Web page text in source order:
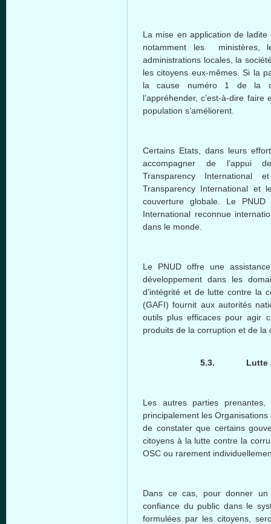
La mise en application de
notamment les ministères,
administrations locales, la
les citoyens eux-mêmes. Si la
la cause numéro 1 de la
l’appréhender, c’est-à-dire
population s’améliorent.
Certains Etats, dans leurs
accompagner de l’appui
Transparency International
Transparency International
couverture globale. Le
International reconnue
dans le monde.
Le PNUD offre une
développement dans les
d’intégrité et de lutte contre la
(GAFI) fournit aux autorités
outils plus efficaces pour agir
produits de la corruption et de la
5.3. Lutte
Les autres parties
principalement les
de constater que certains
citoyens à la lutte contre la
OSC ou rarement
Dans ce cas, pour donner
confiance du public dans le
formulées par les citoyens,